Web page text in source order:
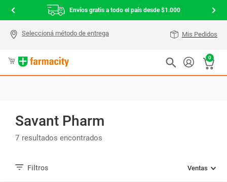
Envíos gratis a todo el país desde $1.000
Mis Pedidos
0
Savant Pharm
7
Ventas